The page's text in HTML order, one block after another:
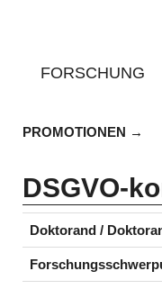
FORSCHUNG
PROMOTIONEN
DSGVO-
Doktorand /